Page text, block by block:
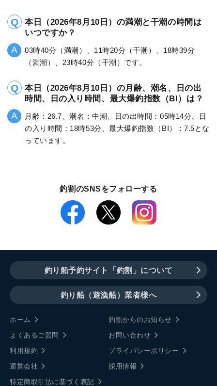
本日（2026年8月10日）の満潮と干潮の時間は
いつですか？
03時40分（満潮）、11時20分（干潮）、18時39分
（満潮）、23時40分（干潮）です。
本日（2026年8月10日）の月齢、潮名、日の出
時間、日の入り時間、最大爆釣指数（BI）は？
月齢：26.7、潮名：中潮、日の出時間：05時14分、日
の入り時間：18時53分、最大爆釣指数（BI）：7.5とな
っています。
釣割のSNSをフォローする
釣り船予約サイト「釣割」について
釣り船（遊漁船）業者様へ
ホーム
釣割からのお知らせ
よくあるご質問
お問い合わせ
利用規約
プライバシーポリシー
運営会社
採用情報
特定商取引法に基づく表記